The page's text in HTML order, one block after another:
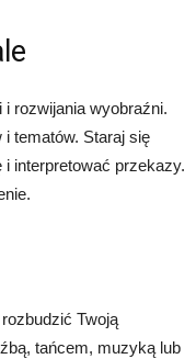
i rozwijania wyobraźni.
tematów. Staraj się
i interpretować przekazy.
Twoją
tańcem, muzyką lub